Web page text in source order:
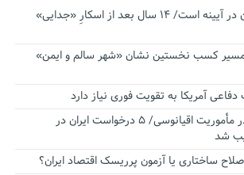
نجات‌دهنده‌ همچنان در آیینه است/ ۱۴ سال بعد از اسکارِ «جدایی»
مسیر کسب نخستین نشان «شهر سالم و ایمن»
آمریکا به تقویت فوری نیاز دارد
اقتدار ناوگروه ۱۰۳ در مأموریت‌ اقیانوسی/ ۵ درخواست ایران در
شد
ساختاری یا آزمون پرریسک اقتصاد ایران؟